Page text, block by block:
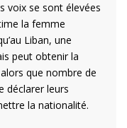
voix se sont élevées
la femme
Liban, une
peut obtenir la
alors que nombre de
déclarer leurs
la nationalité.